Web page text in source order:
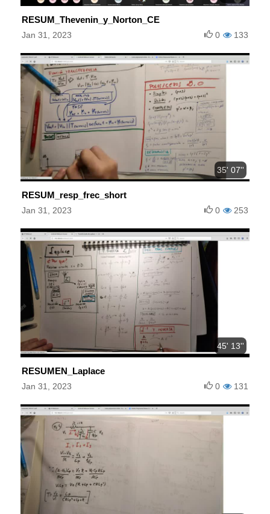
RESUM_Thevenin_y_Norton_CE
Jan 31, 2023 133
0
35' 07''
RESUM_resp_frec_short
Jan 31, 2023 253
0
45' 13''
RESUMEN_Laplace
Jan 31, 2023 131
0